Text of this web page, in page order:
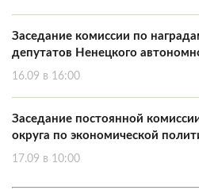
Заседание комиссии по
депутатов Ненецкого
16.09 в 16:00
Заседание постоянной
округа по экономической
17.09 в 10:00